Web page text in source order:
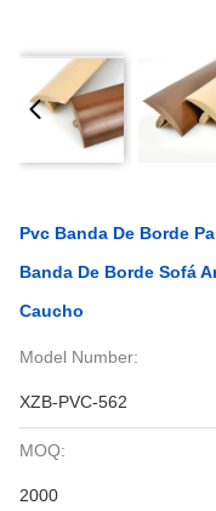
Pvc Banda De Borde
Banda De Borde Sofá
Caucho
Model Number:
XZB-PVC-562
MOQ:
2000